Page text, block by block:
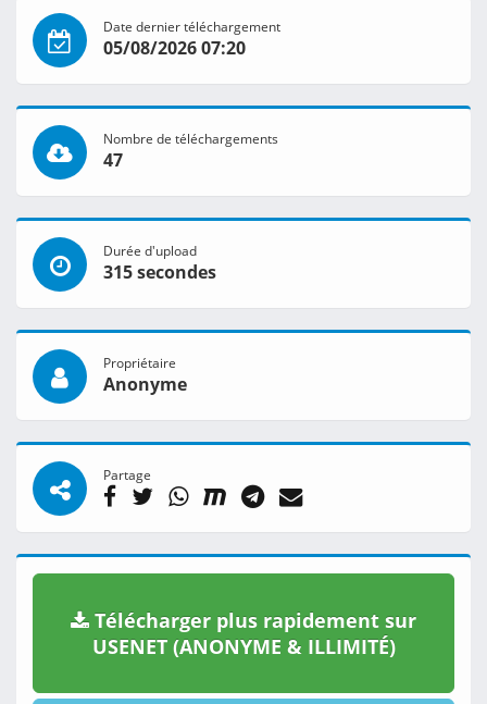
Date dernier téléchargement
05/08/2026 07:20
Nombre de téléchargements
47
Durée d'upload
315 secondes
Propriétaire
Anonyme
Partage
Télécharger plus rapidement sur
USENET (ANONYME & ILLIMITÉ)